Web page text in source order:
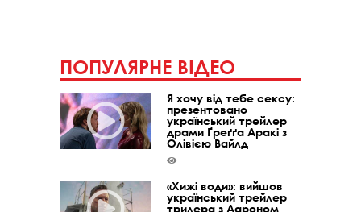
ПОПУЛЯРНЕ ВІДЕО
Я хочу від тебе сексу:
презентовано
український трейлер
драми Ґреґґа Аракі з
Олівією Вайлд
«Хижі води»: вийшов
український трейлер
трилера з Аароном